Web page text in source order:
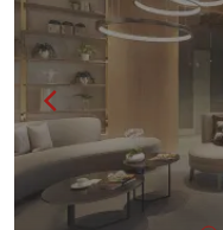
rampas de
acessíveis,
todos. Localizado na Rua Antônia Bizarro, o
empreendimento
Antônio, Hospital
Starmax, Pista de
Nossa Senhora
Centro de